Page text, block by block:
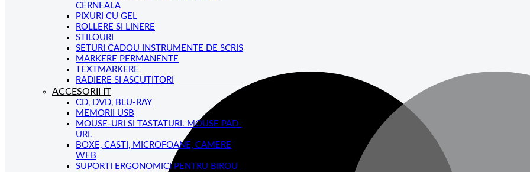
CERNEALA
PIXURI CU GEL
ROLLERE SI LINERE
STILOURI
SETURI CADOU INSTRUMENTE DE SCRIS
MARKERE PERMANENTE
TEXTMARKERE
RADIERE SI ASCUTITORI
ACCESORII IT
CD, DVD, BLU-RAY
MEMORII USB
MOUSE-URI SI TASTATURI. MOUSE PAD-
URI.
BOXE, CASTI, MICROFOANE, CAMERE
WEB
SUPORTI ERGONOMICI PENTRU BIROU